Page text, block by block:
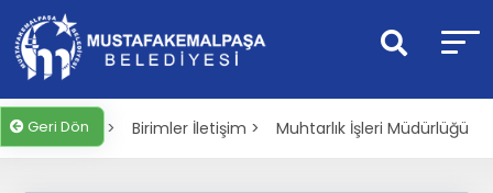
Geri Dön
Anasayfa > Birimler İletişim > Muhtarlık İşleri Müdürlüğü